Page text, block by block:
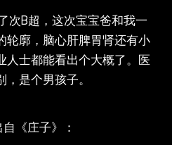
次B超，这次宝宝爸和我一
轮廓，脑心肝脾胃肾还有小
人士都能看出个大概了。医
是个男孩子。
《庄子》：